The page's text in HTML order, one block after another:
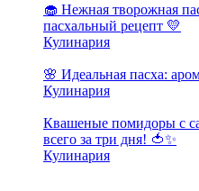
🧁 Нежная творожная
пасхальный рецепт 💛
Кулинария
🌸 Идеальная пасха:
Кулинария
Квашеные помидоры с
всего за три дня! 🍅✨
Кулинария